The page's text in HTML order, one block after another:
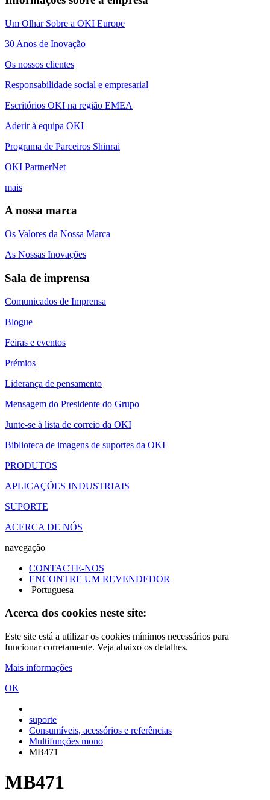
Um Olhar Sobre a OKI Europe
30 Anos de Inovação
Os nossos clientes
Responsabilidade social e empresarial
Escritórios OKI na região EMEA
Aderir à equipa OKI
Programa de Parceiros Shinrai
OKI PartnerNet
mais
A nossa marca
Os Valores da Nossa Marca
As Nossas Inovações
Sala de imprensa
Comunicados de Imprensa
Blogue
Feiras e eventos
Prémios
Liderança de pensamento
Mensagem do Presidente do Grupo
Junte-se à lista de correio da OKI
Biblioteca de imagens de suportes da OKI
PRODUTOS
APLICAÇÕES INDUSTRIAIS
SUPORTE
ACERCA DE NÓS
navegação
CONTACTE-NOS
ENCONTRE UM REVENDEDOR
Portuguesa
Acerca dos cookies neste site:
Este site está a utilizar os cookies mínimos necessários para
funcionar corretamente. Veja abaixo os detalhes.
Mais informações
OK
suporte
Consumíveis, acessórios e referências
Multifunções mono
MB471
MB471